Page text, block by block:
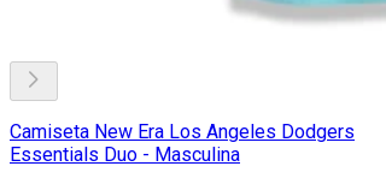
Camiseta New Era Los Angeles Dodgers
Essentials Duo - Masculina